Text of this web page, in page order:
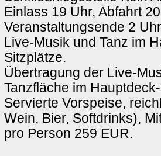
Einlass 19 Uhr, Abfahrt
Veranstaltungsende 2
Live-Musik und Tanz im
Sitzplätze.
Übertragung der Live-
Tanzfläche im
Servierte Vorspeise,
Wein, Bier, Softdrinks),
pro Person 259 EUR.